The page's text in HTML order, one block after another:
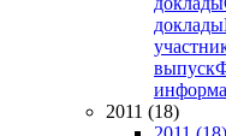
доклады
выпуск
2011 (18)